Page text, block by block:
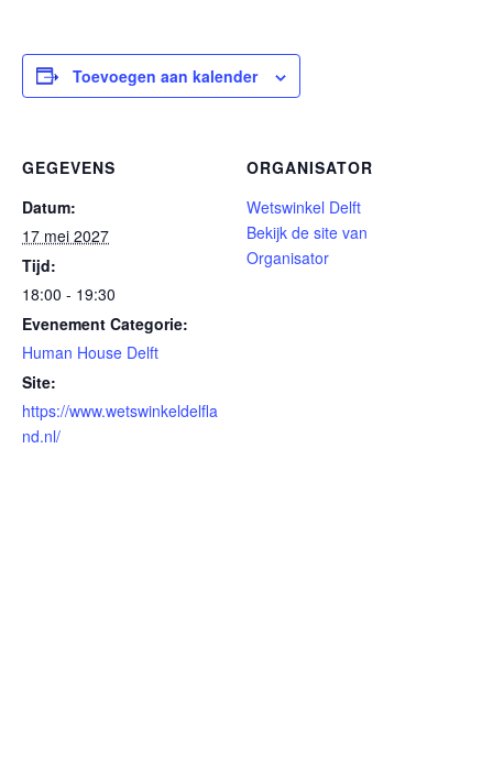
Toevoegen aan kalender
GEGEVENS
Datum:
17 mei 2027
Tijd:
18:00 - 19:30
Evenement Categorie:
Human House Delft
Site:
https://www.wetswinkeldelfla
nd.nl/
ORGANISATOR
Wetswinkel Delft
Bekijk de site van
Organisator